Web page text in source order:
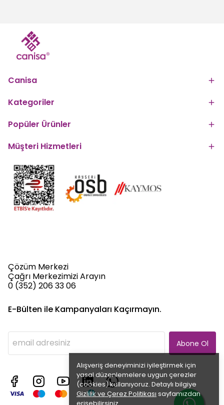
Alışveriş deneyiminizi iyileştirmek için
yasal düzenlemelere uygun çerezler
(cookies) kullanıyoruz. Detaylı bilgiye
Gizlilik ve Çerez Politikası sayfamızdan
Canisa
Kategoriler
Popüler Ürünler
Müşteri Hizmetleri
Çözüm Merkezi
Çağrı Merkezimizi Arayın
0 (352) 206 33 06
E-Bülten ile Kampanyaları Kaçırmayın.
Abone Ol